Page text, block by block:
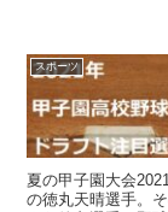
スポーツ
夏の甲子園大会
の徳丸天晴選手。